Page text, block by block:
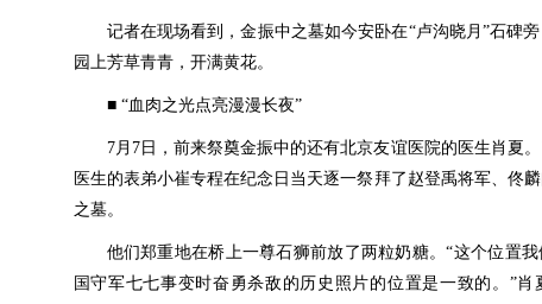
记者在现场看到，金振中之墓如今安卧在“卢沟晓月”石碑
园上芳草青青，开满黄花。
■ “血肉之光点亮漫漫长夜”
7月7日，前来祭奠金振中的还有北京友谊医院的医生肖夏
医生的表弟小崔专程在纪念日当天逐一祭拜了赵登禹将军、佟
之墓。
他们郑重地在桥上一尊石狮前放了两粒奶糖。“这个位置
国守军七七事变时奋勇杀敌的历史照片的位置是一致的。”肖